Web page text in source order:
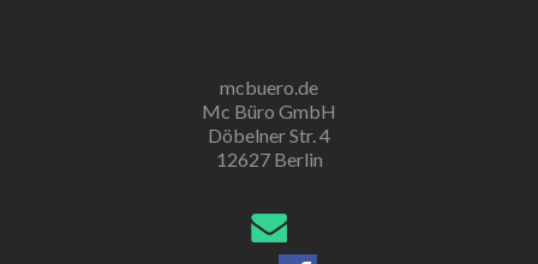
mcbuero.de
Mc Büro GmbH
Döbelner Str. 4
12627 Berlin